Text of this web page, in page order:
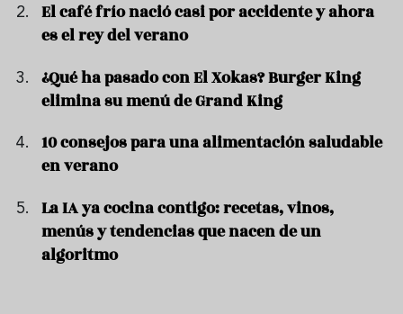
El café frío nació casi por accidente y ahora
es el rey del verano
¿Qué ha pasado con El Xokas? Burger King
elimina su menú de Grand King
10 consejos para una alimentación saludable
en verano
La IA ya cocina contigo: recetas, vinos,
menús y tendencias que nacen de un
algoritmo